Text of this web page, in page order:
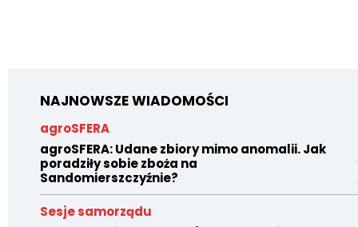
NAJNOWSZE WIADOMOŚCI
agroSFERA
agroSFERA: Udane zbiory mimo anomalii. Jak
poradziły sobie zboża na
Sandomierszczyźnie?
Sesje samorządu